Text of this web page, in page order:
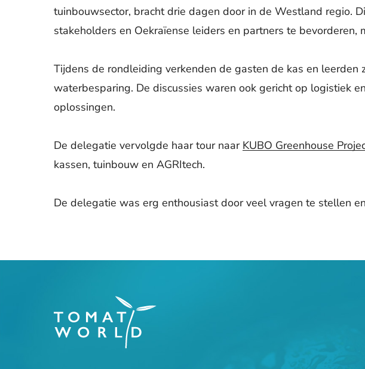
tuinbouwsector, bracht drie dagen door in de Westland regio.
stakeholders en Oekraïense leiders en partners te
Tijdens de rondleiding verkenden de gasten de kas en
waterbesparing. De discussies waren ook gericht op logistiek
oplossingen.
De delegatie vervolgde haar tour naar KUBO Greenhouse
kassen, tuinbouw en AGRItech.
De delegatie was erg enthousiast door veel vragen te stellen